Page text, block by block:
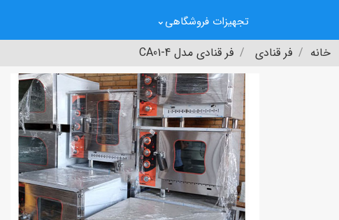
تجهیزات فروشگاهی
خانه فر قنادی فر قنادی مدل CA01-4